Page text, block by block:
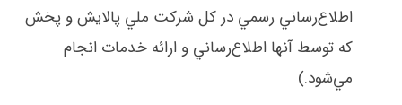
اطلاع‌رساني رسمي در كل شركت ملي پالايش و پخش
كه توسط آنها اطلاع‌رساني و ارائه خدمات انجام
مي‌شود.)